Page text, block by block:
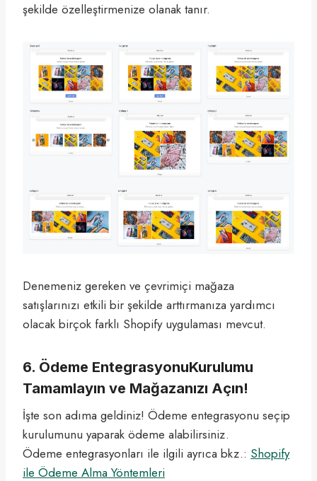
şekilde özelleştirmenize olanak tanır.
Denemeniz gereken ve çevrimiçi mağaza
satışlarınızı etkili bir şekilde arttırmanıza yardımcı
olacak birçok farklı Shopify uygulaması mevcut.
6. Ödeme EntegrasyonuKurulumu
Tamamlayın ve Mağazanızı Açın!
İşte son adıma geldiniz! Ödeme entegrasyonu seçip
kurulumunu yaparak ödeme alabilirsiniz.
Ödeme entegrasyonları ile ilgili ayrıca bkz.: Shopify
ile Ödeme Alma Yöntemleri